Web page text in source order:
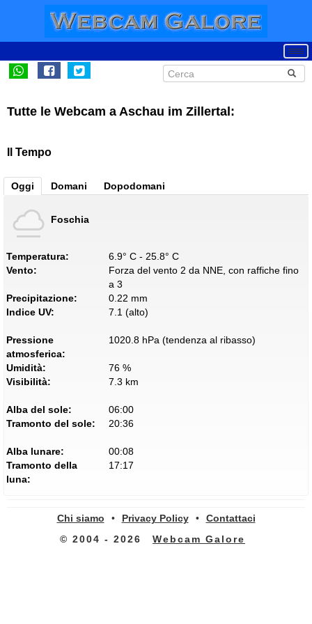
Tutte le Webcam a Aschau im Zillertal:
Il Tempo
Oggi Domani Dopodomani
Foschia
Temperatura:
6.9° C - 25.8° C
Vento:
Forza del vento 2 da NNE, con raffiche fino
a 3
Precipitazione:
0.22 mm
Indice UV:
7.1 (alto)
Pressione
atmosferica:
1020.8 hPa (tendenza al ribasso)
Umidità:
76 %
Visibilità:
7.3 km
Alba del sole:
06:00
Tramonto del sole:
20:36
Alba lunare:
00:08
Tramonto della
luna:
17:17
Chi siamo • Privacy Policy •
Contattaci
© 2004 - 2026
Webcam Galore